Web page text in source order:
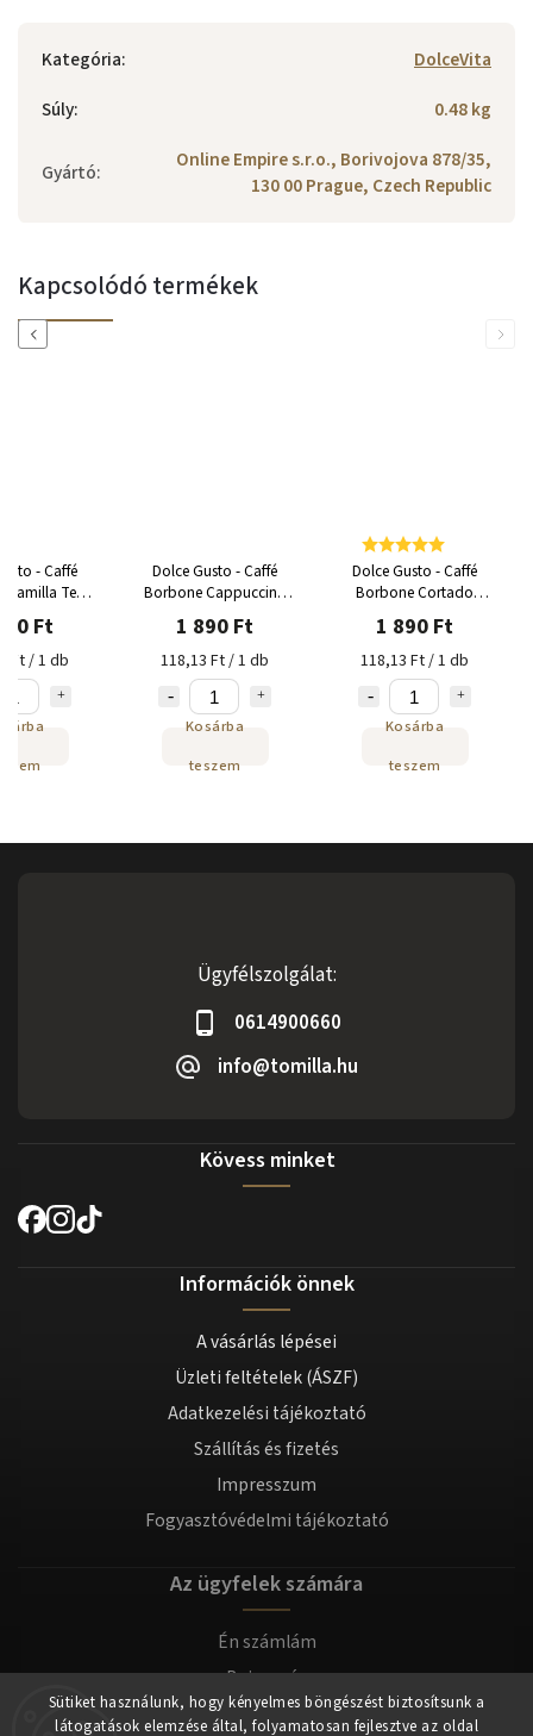
Sütiket használunk, hogy kényelmes böngészést biztosítsunk a
látogatások elemzése által, folyamatosan fejlesztve az oldal
Kategória:
DolceVita
Súly: 0.48 kg
Gyártó:
Online Empire s.r.o., Borivojova 878/35,
130 00 Prague, Czech Republic
Kapcsolódó termékek
Previous
- Caffé
Kamilla Tea
16 adag
Ft
Ft / 1 db
Dolce Gusto - Caffé
Borbone Cappuccino
kapszula 16 adag
1 890 Ft
118,13 Ft / 1 db
Kosárba
teszem
Dolce Gusto - Caffé
Borbone Cortado
kapszula 16 adag
1 890 Ft
118,13 Ft / 1 db
Kosárba
teszem
Next
Ügyfélszolgálat:
0614900660
info@tomilla.hu
Kövess minket
Információk önnek
A vásárlás lépései
Üzleti feltételek (ÁSZF)
Adatkezelési tájékoztató
Szállítás és fizetés
Impresszum
Fogyasztóvédelmi tájékoztató
Az ügyfelek számára
Én számlám
Bejegyzés
Bejelentkezés